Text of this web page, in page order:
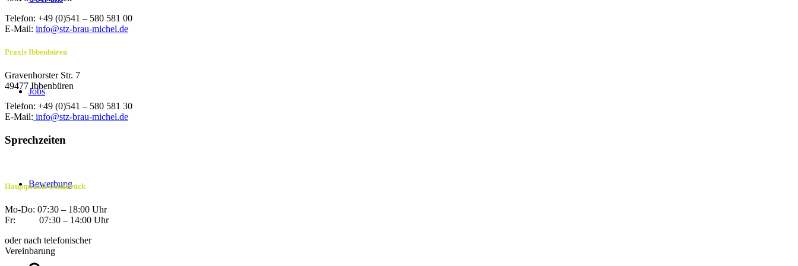
Jobs
Bewerbung
Telefon: +49 (0)541 – 580 581 00
E-Mail: info@stz-brau-michel.de
Praxis Ibbenbüren
Gravenhorster Str. 7
49477 Ibbenbüren
Telefon: +49 (0)541 – 580 581 30
E-Mail: info@stz-brau-michel.de
Sprechzeiten
Hauptpraxis Osnabrück
Mo-Do: 07:30 – 18:00 Uhr
Fr: 07:30 – 14:00 Uhr
oder nach telefonischer
Vereinbarung